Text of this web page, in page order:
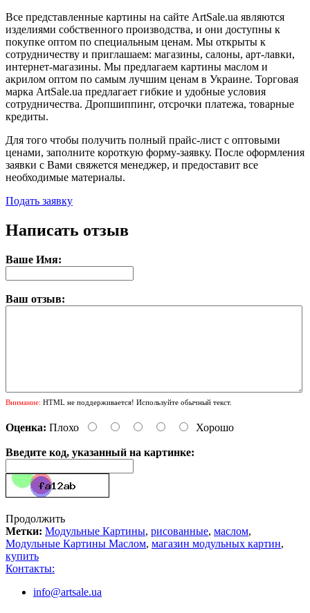
Все представленные картины на сайте ArtSale.ua являются
изделиями собственного производства, и они доступны к
покупке оптом по специальным ценам. Мы открыты к
сотрудничеству и приглашаем: магазины, салоны, арт-лавки,
интернет-магазины. Мы предлагаем картины маслом и
акрилом оптом по самым лучшим ценам в Украине. Торговая
марка ArtSale.ua предлагает гибкие и удобные условия
сотрудничества. Дропшиппинг, отсрочки платежа, товарные
кредиты.
Для того чтобы получить полный прайс-лист с оптовыми
ценами, заполните короткую форму-заявку. После оформления
заявки с Вами свяжется менеджер, и предоставит все
необходимые материалы.
Подать заявку
Написать отзыв
Ваше Имя:
Ваш отзыв:
Внимание: HTML не поддерживается! Используйте обычный текст.
Оценка: Плохо Хорошо
Введите код, указанный на картинке:
Продолжить
Метки: Модульные Картины, рисованные, маслом,
Модульные Картины Маслом, магазин модульных картин,
купить
Контакты:
info@artsale.ua